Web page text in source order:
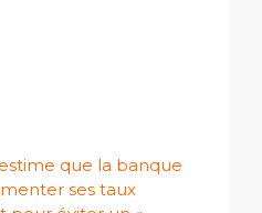
que la banque
ses taux